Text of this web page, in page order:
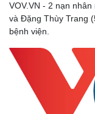
VOV.VN - 2 nạn
và Đặng Thùy Trang
bệnh viện.